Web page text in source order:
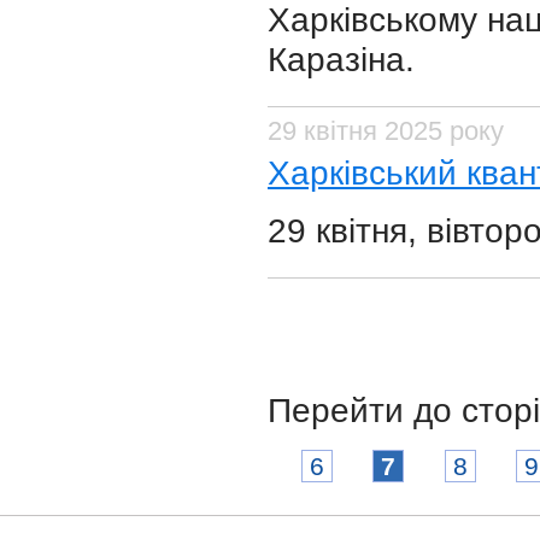
Харківському
Каразіна.
29 квітня 2025 року
Харківський
29 квітня,
Перейти до
6 7 8 9